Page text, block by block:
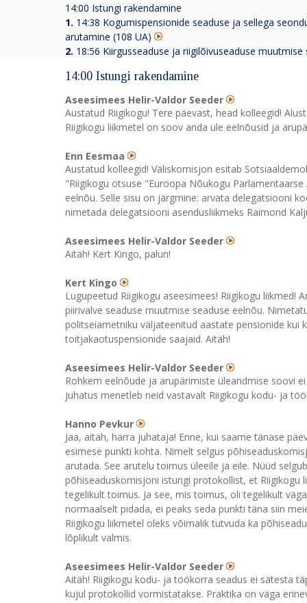
14:00 Istungi rakendamine
1. 14:38 Kogumispensionide seaduse ja sellega
arutamine (108 UA)
2. 18:56 Kiirgusseaduse ja riigilõivuseaduse
14:00 Istungi rakendamine
Aseesimees Helir-Valdor Seeder
Austatud Riigikogu! Tere päevast, head kolleegid!
Riigikogu liikmetel on soov anda üle eelnõusid ja
Enn Eesmaa
Austatud kolleegid! Väliskomisjon esitab
"Riigikogu otsuse "Euroopa Nõukogu
eelnõu. Selle sisu on järgmine: arvata delegatsiooni
nimetada delegatsiooni asendusliikmeks Raimond
Aseesimees Helir-Valdor Seeder
Aitäh! Kert Kingo, palun!
Kert Kingo
Lugupeetud Riigikogu aseesimees! Riigikogu
piirivalve seaduse muutmise seaduse eelnõu.
politseiametniku väljateenitud aastate pensionide
toitjakaotuspensionide saajaid. Aitäh!
Aseesimees Helir-Valdor Seeder
Rohkem eelnõude ja arupärimiste üleandmise soovi
juhatus menetleb neid vastavalt Riigikogu kodu- ja
Hanno Pevkur
Jaa, aitäh, härra juhataja! Enne, kui saame tänase
esimese punkti kohta. Nimelt selgus
arutada. See arutelu toimus üleeile ja eile. Nüüd
põhiseaduskomisjoni istungi protokollist, et
tegelikult toimus. Ja see, mis toimus, oli tegelikult
normaalselt pidada, ei peaks seda punkti täna siin
Riigikogu liikmetel oleks võimalik tutvuda ka
lõplikult valmis.
Aseesimees Helir-Valdor Seeder
Aitäh! Riigikogu kodu- ja töökorra seadus ei sätesta
kujul protokollid vormistatakse. Praktika on väga